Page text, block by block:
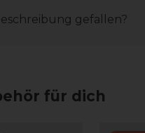
gefallen?
für dich